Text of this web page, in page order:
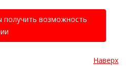
получить возможность
Наверх